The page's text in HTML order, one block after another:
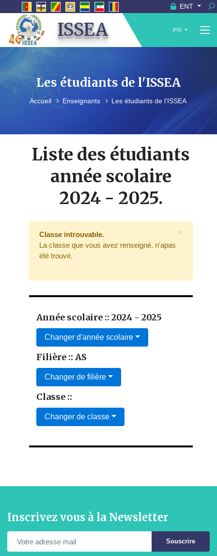
ENT
ISSEA (FR)
Les étudiants de l'ISSEA
Accueil Enseignants Les étudiants de l'ISSEA
Liste des étudiants
année scolaire
2024 - 2025.
Classe introuvable.
La classe que vous avez renseigné, n'apas
été trouvé.
×
Année scolaire :: 2024 - 2025
Changer d'année scolaire
Filière :: AS
Changer de filière
Classe ::
Changer de classe
Inscrivez vous à la Newsletter
Souscrire